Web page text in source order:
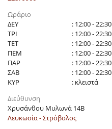
Ωράριο
ΔΕΥ
: 12:00 - 22:30
ΤΡΙ
: 12:00 - 22:30
ΤΕΤ
: 12:00 - 22:30
ΠΕΜ
: 12:00 - 22:30
ΠΑΡ
: 12:00 - 22:30
ΣΑΒ
: 12:00 - 22:30
ΚΥΡ
: κλειστά
Διεύθυνση
Χρυσάνθου Μυλωνά 14Β
Λευκωσία - Στρόβολος